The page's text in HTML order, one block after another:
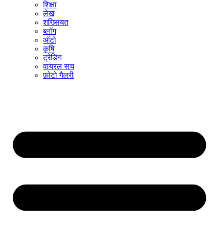
शिक्षा
लेख
शख्सियत
ब्लॉग
ऑटो
कृषि
ट्रेडिंग
वायरल सच
फ़ोटो गैलरी